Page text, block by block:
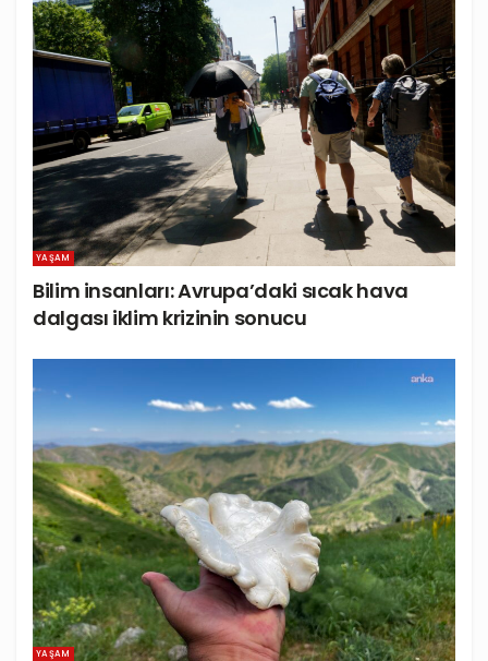
YAŞAM
Bilim insanları: Avrupa’daki sıcak hava
dalgası iklim krizinin sonucu
YAŞAM